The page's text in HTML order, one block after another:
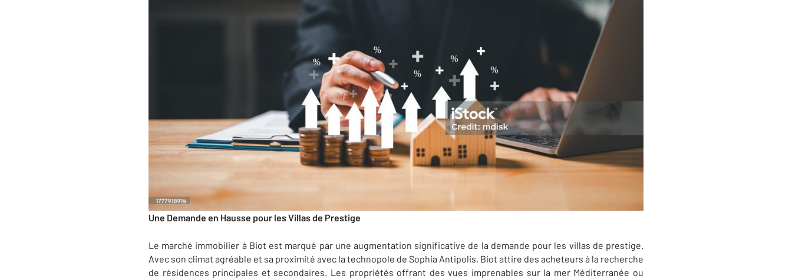
Une Demande en Hausse pour les Villas de Prestige
Le marché immobilier à Biot est marqué par une augmentation significative de la demande pour les villas de prestige.
Avec son climat agréable et sa proximité avec la technopole de Sophia Antipolis, Biot attire des acheteurs à la recherche
de résidences principales et secondaires. Les propriétés offrant des vues imprenables sur la mer Méditerranée ou